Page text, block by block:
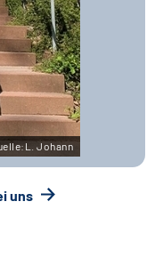
Johann
uns